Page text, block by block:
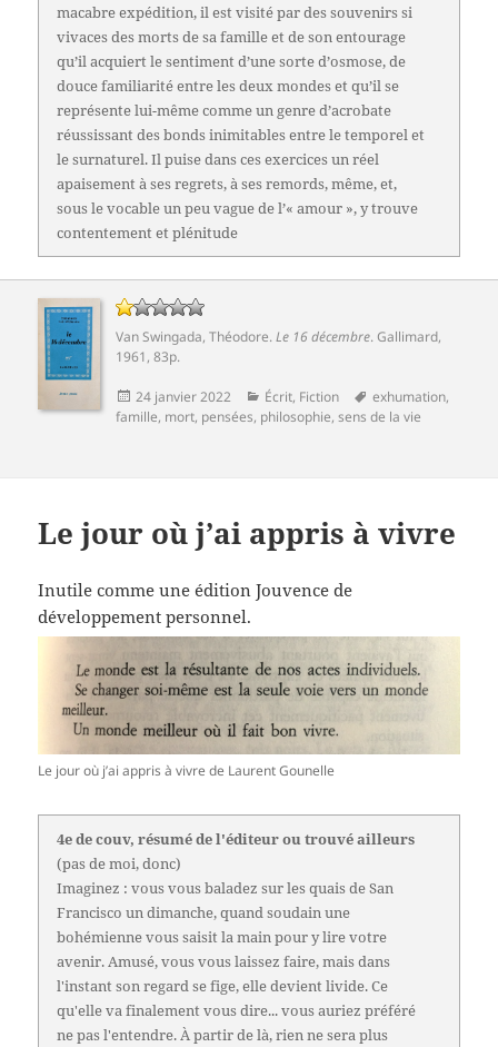
macabre expédition, il est visité par des souvenirs si
vivaces des morts de sa famille et de son entourage
qu’il acquiert le sentiment d’une sorte d’osmose, de
douce familiarité entre les deux mondes et qu’il se
représente lui-même comme un genre d’acrobate
réussissant des bonds inimitables entre le temporel et
le surnaturel. Il puise dans ces exercices un réel
apaisement à ses regrets, à ses remords, même, et,
sous le vocable un peu vague de l’« amour », y trouve
contentement et plénitude
Van Swingada, Théodore.Le 16 décembre.Gallimard,
1961, 83p.
Publié
le
24 janvier 2022 Catégories
Écrit, Fiction
Mots-
clés
exhumation,
famille, mort, pensées, philosophie,sens de la vie
Le jour où j’ai appris à vivre
Inutile comme une édition Jouvence de
développement personnel.
Le jour où j’ai appris à vivre de Laurent Gounelle
4e de couv, résumé de l'éditeur ou trouvé ailleurs
(pas de moi, donc)
Imaginez : vous vous baladez sur les quais de San
Francisco un dimanche, quand soudain une
bohémienne vous saisit la main pour y lire votre
avenir. Amusé, vous vous laissez faire, mais dans
l'instant son regard se fige, elle devient livide. Ce
qu'elle va finalement vous dire... vous auriez préféré
ne pas l'entendre. À partir de là, rien ne sera plus